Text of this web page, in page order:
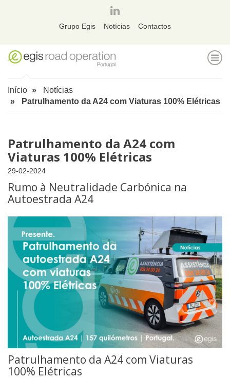
página
linkedin
Grupo Egis Notícias Contactos
Início
Notícias
Patrulhamento da A24 com Viaturas 100% Elétricas
Patrulhamento da A24 com
Viaturas 100% Elétricas
29-02-2024
Rumo à Neutralidade Carbónica na
Autoestrada A24
Patrulhamento da A24 com Viaturas
100% Elétricas